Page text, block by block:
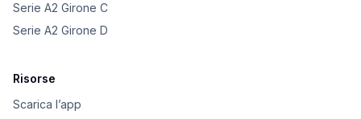
Serie A2 Girone C
Serie A2 Girone D
Risorse
Scarica l’app